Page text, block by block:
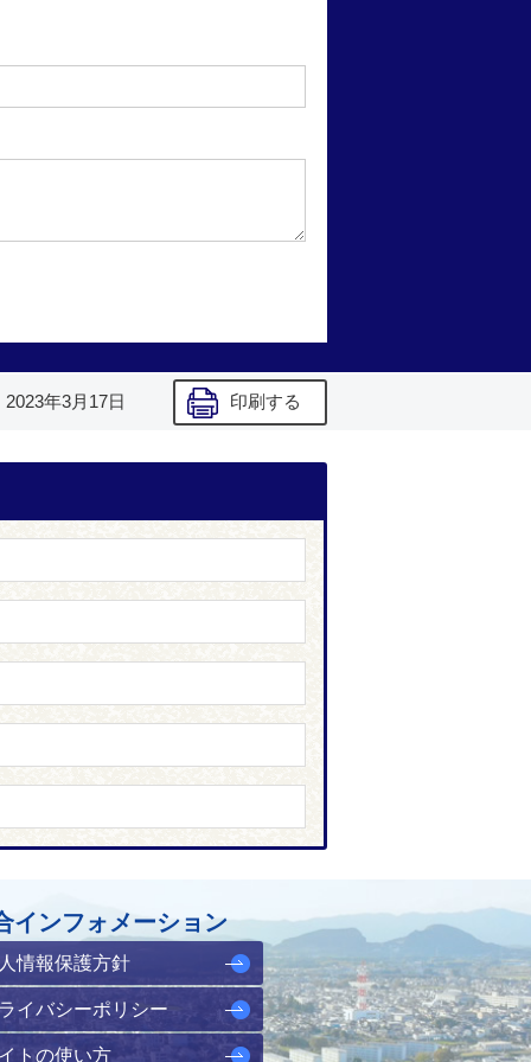
2023年3月17日 印刷する
インフォメーション
情報保護方針
イバシーポリシー
トの使い方